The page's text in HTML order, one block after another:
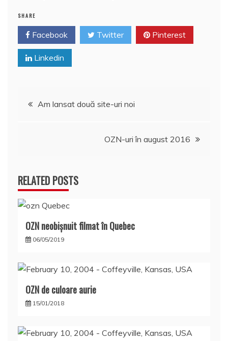
SHARE
Facebook Twitter Pinterest
Linkedin
Navigare
Am lansat două site-uri noi
OZN-uri în august 2016
RELATED POSTS
OZN neobișnuit filmat în Quebec
06/05/2019
OZN de culoare aurie
15/01/2018